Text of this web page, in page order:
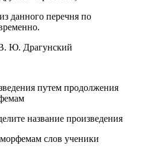
данного перечня по
Ю. Драгунский
путем продолжения
название произведения
слов ученики